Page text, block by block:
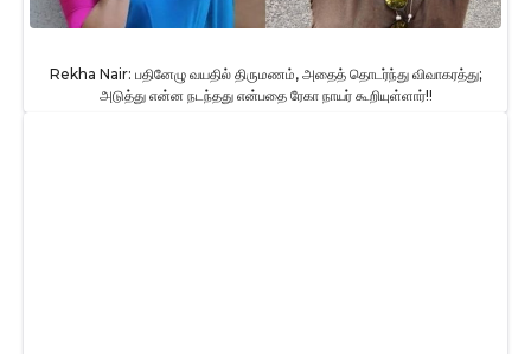
Rekha Nair: பதினேழு வயதில் திருமணம், அதைத் தொடர்ந்து விவாகரத்து;
அடுத்து என்ன நடந்தது என்பதை ரேகா நாயர் கூறியுள்ளார்!!